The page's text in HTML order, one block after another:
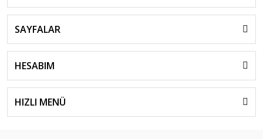
SAYFALAR
HESABIM
HIZLI MENÜ